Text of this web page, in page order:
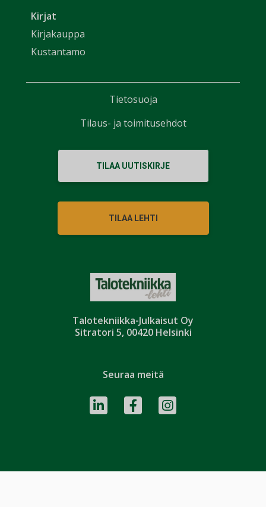
Talotekniikka-Julkaisut Oy
Sitratori 5, 00420 Helsinki
Kirjat
Kirjakauppa
Kustantamo
TILAA UUTISKIRJE
TILAA LEHTI
Seuraa meitä
Tietosuoja
Tilaus- ja toimitusehdot